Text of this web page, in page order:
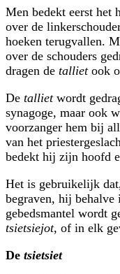
Men bedekt eerst het
over de
hoeken terugvallen.
over de schouders
dragen de tallietook
De tallietwordt
synagoge, maar ook
voorzanger hem bij
van het
bedekt hij zijn hoofd
Het is gebruikelijk
begraven, hij
gebedsmantel wordt
tsietsiejot, of in elk
De tsietsiet